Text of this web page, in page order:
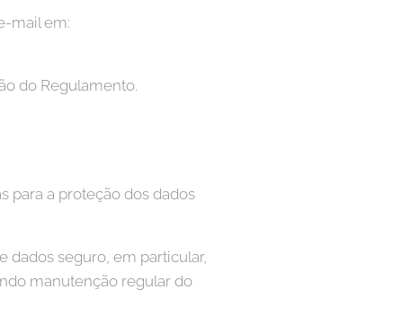
mail em:
do Regulamento.
para a proteção dos dados
dados seguro, em particular,
manutenção regular do